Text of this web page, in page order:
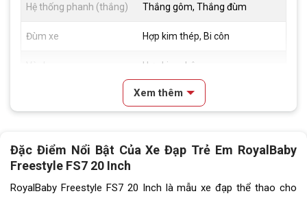
Hệ thống phanh (thắng) Thắng gôm, Thắng đùm
Đùm xe Hợp kim thép, Bi côn
Hợp kim nhôm
20x2.125
Tăng tốc trước (Gạt
đĩa)
N/A
Xem thêm
Đặc Điểm Nổi Bật Của Xe Đạp Trẻ Em RoyalBaby
Freestyle FS7 20 Inch
RoyalBaby Freestyle FS7 20 Inch là mẫu xe đạp thể thao cho